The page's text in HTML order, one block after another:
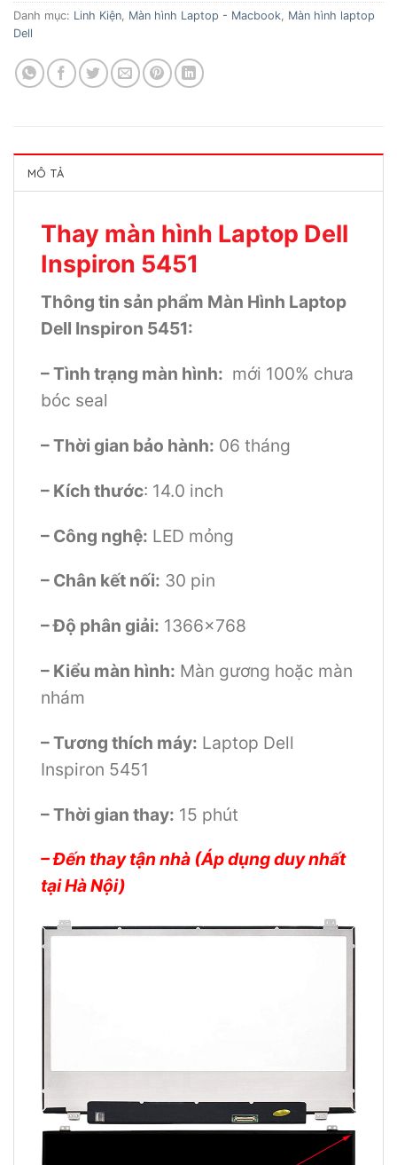
Danh mục: Linh Kiện, Màn hình Laptop - Macbook, Màn hình laptop
Dell
MÔ TẢ
Thay màn hình Laptop Dell
Inspiron 5451
Thông tin sản phẩm Màn Hình Laptop
Dell Inspiron 5451:
– Tình trạng màn hình: mới 100% chưa
bóc seal
– Thời gian bảo hành: 06 tháng
– Kích thước: 14.0 inch
– Công nghệ: LED mỏng
– Chân kết nối: 30 pin
– Độ phân giải: 1366×768
– Kiểu màn hình: Màn gương hoặc màn
nhám
– Tương thích máy: Laptop Dell
Inspiron 5451
– Thời gian thay: 15 phút
– Đến thay tận nhà (Áp dụng duy nhất
tại Hà Nội)